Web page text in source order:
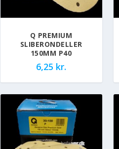
Q PREMIUM
SLIBERONDELLER
150MM P40
6,25 kr.